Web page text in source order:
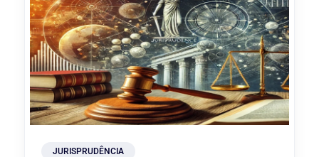
JURISPRUDÊNCIA